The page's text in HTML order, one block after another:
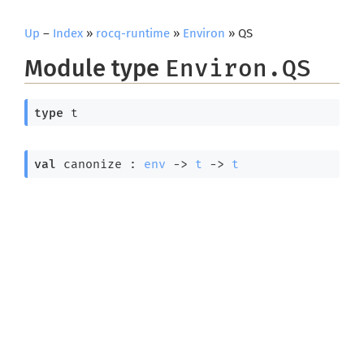
Up – Index » rocq-runtime » Environ » QS
Module type Environ.QS
type t
val canonize : env -> t -> t